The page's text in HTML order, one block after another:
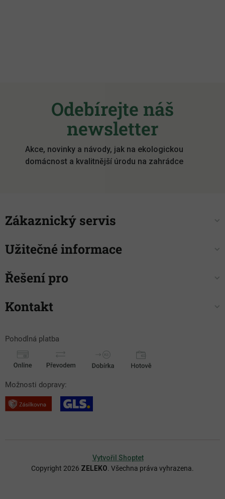
Odebírejte náš
newsletter
Akce, novinky a návody, jak na ekologickou
domácnost a kvalitnější úrodu na zahrádce
Zákaznický servis
Užitečné informace
Řešení pro
Kontakt
Pohodlná platba
Možnosti dopravy:
Vytvořil Shoptet
Copyright 2026 ZELEKO. Všechna práva vyhrazena.